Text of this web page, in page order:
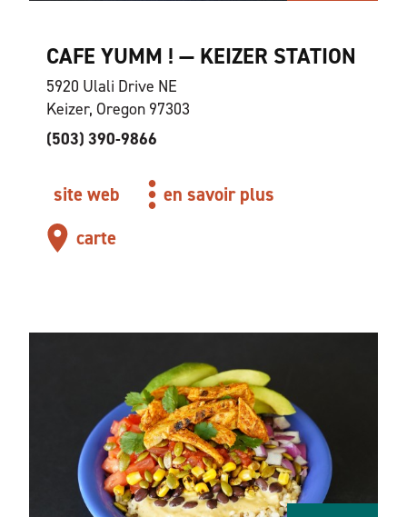
CAFE YUMM ! — KEIZER STATION
5920 Ulali Drive NE
Keizer, Oregon 97303
(503) 390-9866
site web
en savoir plus
carte